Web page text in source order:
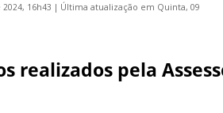
16h43 | Última atualização em Quinta, 09
realizados pela